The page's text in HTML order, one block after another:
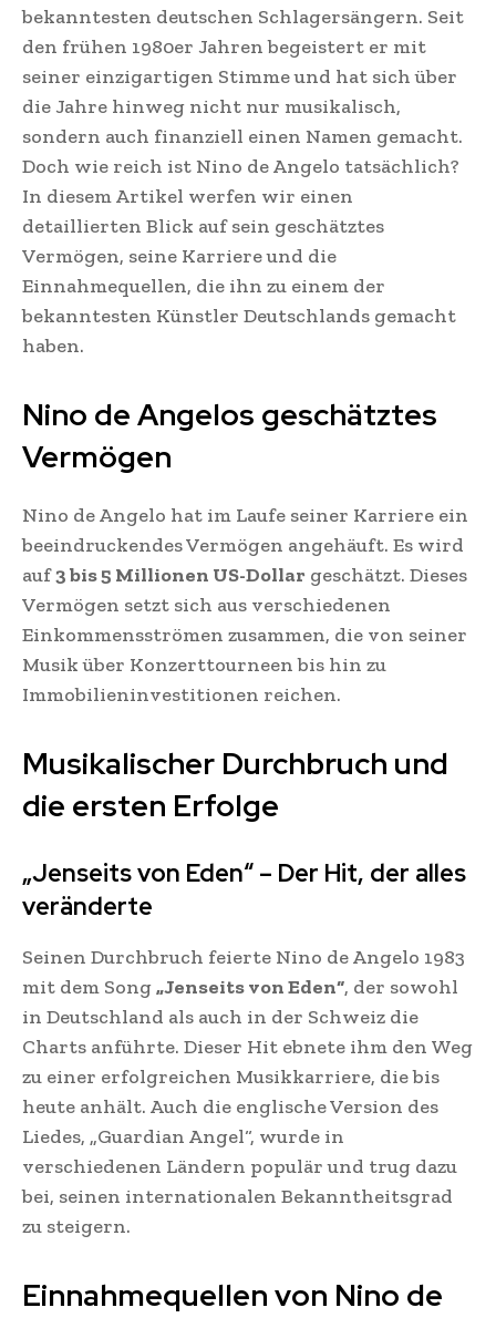
bekanntesten deutschen Schlagersängern. Seit
den frühen 1980er Jahren begeistert er mit
seiner einzigartigen Stimme und hat sich über
die Jahre hinweg nicht nur musikalisch,
sondern auch finanziell einen Namen gemacht.
Doch wie reich ist Nino de Angelo tatsächlich?
In diesem Artikel werfen wir einen
detaillierten Blick auf sein geschätztes
Vermögen, seine Karriere und die
Einnahmequellen, die ihn zu einem der
bekanntesten Künstler Deutschlands gemacht
haben.
Nino de Angelos geschätztes
Vermögen
Nino de Angelo hat im Laufe seiner Karriere ein
beeindruckendes Vermögen angehäuft. Es wird
auf3 bis 5 Millionen US-Dollar geschätzt. Dieses
Vermögen setzt sich aus verschiedenen
Einkommensströmen zusammen, die von seiner
Musik über Konzerttourneen bis hin zu
Immobilieninvestitionen reichen.
Musikalischer Durchbruch und
die ersten Erfolge
„Jenseits von Eden“ – Der Hit, der alles
veränderte
Seinen Durchbruch feierte Nino de Angelo 1983
mit dem Song„Jenseits von Eden“, der sowohl
in Deutschland als auch in der Schweiz die
Charts anführte. Dieser Hit ebnete ihm den Weg
zu einer erfolgreichen Musikkarriere, die bis
heute anhält. Auch die englische Version des
Liedes, „Guardian Angel“, wurde in
verschiedenen Ländern populär und trug dazu
bei, seinen internationalen Bekanntheitsgrad
zu steigern.
Einnahmequellen von Nino de